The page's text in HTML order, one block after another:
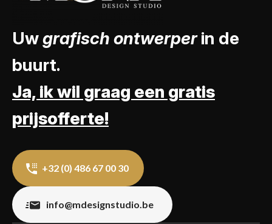
Uwgrafisch ontwerperin de
buurt.
Ja, ik wil graag een gratis
prijsofferte!
+32 (0) 486 67 00 30
info@mdesignstudio.be